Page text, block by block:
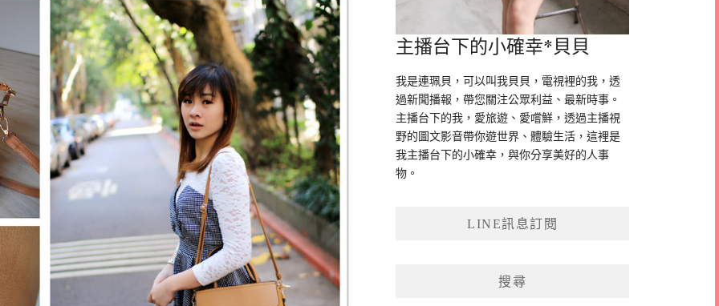
主播台下的小確幸*貝貝
我是連珮貝，可以叫我貝貝，電視裡的我，透
過新聞播報，帶您關注公眾利益、最新時事。
主播台下的我，愛旅遊、愛嚐鮮，透過主播視
野的圖文影音帶你遊世界、體驗生活，這裡是
我主播台下的小確幸，與你分享美好的人事
物。
LINE訊息訂閱
搜尋